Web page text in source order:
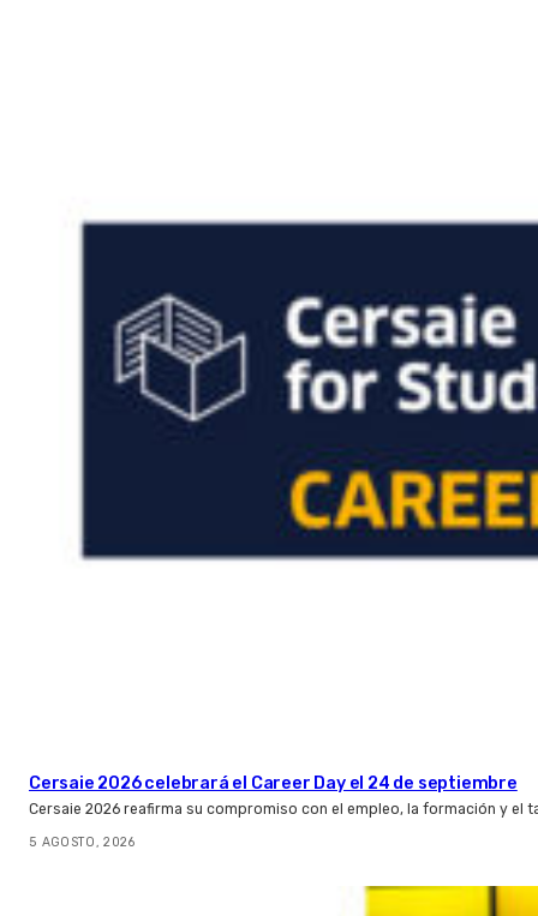
Cersaie 2026 celebrará el Career Day el 24 de septiembre
Cersaie 2026 reafirma su compromiso con el empleo, la formación y el
5 AGOSTO, 2026